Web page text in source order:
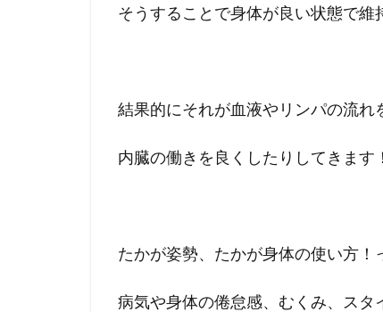
そうすることで身体が良い状態で維
結果的にそれが血液やリンパの流れ
内臓の働きを良くしたりしてきます！
たかが姿勢、たかが身体の使い方
病気や身体の倦怠感、むくみ、スタ